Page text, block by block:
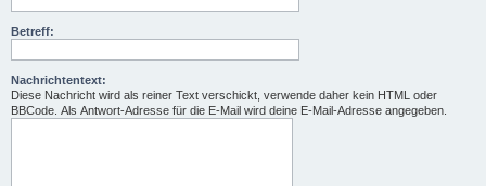
Betreff:
Nachrichtentext:
Diese Nachricht wird als reiner Text verschickt, verwende daher kein HTML oder
BBCode. Als Antwort-Adresse für die E-Mail wird deine E-Mail-Adresse angegeben.